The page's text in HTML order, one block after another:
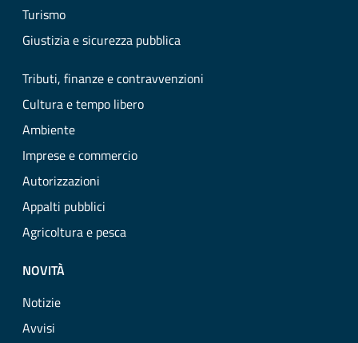
Turismo
Giustizia e sicurezza pubblica
Tributi, finanze e contravvenzioni
Cultura e tempo libero
Ambiente
Imprese e commercio
Autorizzazioni
Appalti pubblici
Agricoltura e pesca
NOVITÀ
Notizie
Avvisi